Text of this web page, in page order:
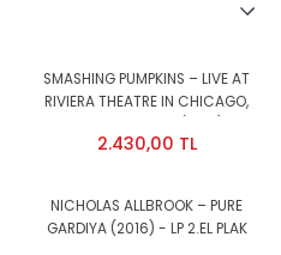
SMASHING PUMPKINS – LIVE AT
RIVIERA THEATRE IN CHICAGO,
SIFIR PLAK
2.430,00 TL
NICHOLAS ALLBROOK – PURE
GARDIYA (2016) - LP 2.EL PLAK